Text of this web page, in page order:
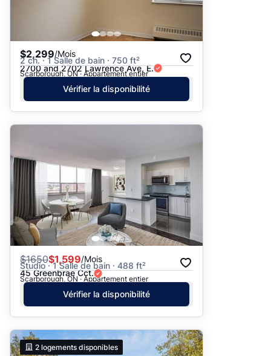
$2,299/Mois
2 ch. · 1 Salle de bain · 750 ft²
2700 and 2702 Lawrence Ave, E.
Scarborough, ON · Appartement entier
Vérifier la disponibilité
$1650$1,599/Mois
Studio · 1 Salle de bain · 488 ft²
45 Greenbrae Cct.
Scarborough, ON · Appartement entier
Vérifier la disponibilité
2 logements disponibles